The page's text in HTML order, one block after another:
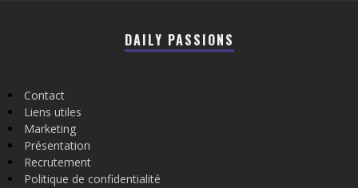
DAILY PASSIONS
Contact
Liens utiles
Marketing
Présentation
Recrutement
Politique de confidentialité